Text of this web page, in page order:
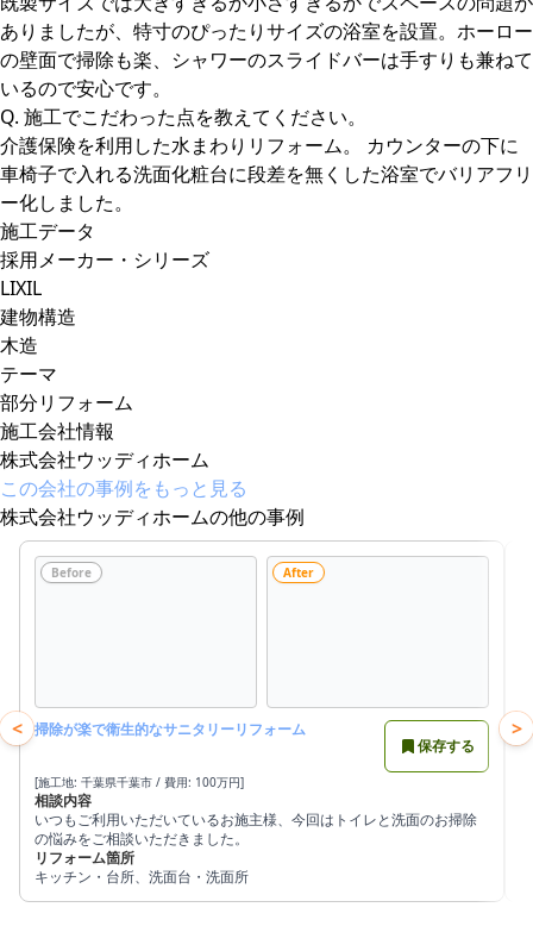
ありましたが、特寸のぴったりサイズの浴室を設置。ホーロー
の壁面で掃除も楽、シャワーのスライドバーは手すりも兼ねて
いるので安心です。
Q. 施工でこだわった点を教えてください。
介護保険を利用した水まわりリフォーム。 カウンターの下に
車椅子で入れる洗面化粧台に段差を無くした浴室でバリアフリ
ー化しました。
施工データ
採用メーカー・シリーズ
LIXIL
建物構造
木造
テーマ
部分リフォーム
施工会社情報
株式会社ウッディホーム
この会社の事例をもっと見る
株式会社ウッディホームの他の事例
<
Before After
掃除が楽で衛生的なサニタリーリフォーム
保存する
[施工地: 千葉県千葉市 / 費用: 100万円]
相談内容
いつもご利用いただいているお施主様、今回はトイレと洗面のお掃除
の悩みをご相談いただきました。
リフォーム箇所
キッチン・台所、洗面台・洗面所
>